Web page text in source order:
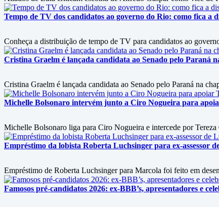
Tempo de TV dos candidatos ao governo do Rio: como fica a
Conheça a distribuição de tempo de TV para candidatos ao
Cristina Graelm é lançada candidata ao Senado pelo Paraná
Cristina Graelm é lançada candidata ao Senado pelo Paraná na
Michelle Bolsonaro intervém junto a Ciro Nogueira para
Michelle Bolsonaro liga para Ciro Nogueira e intercede por
Empréstimo da lobista Roberta Luchsinger para ex-assessor
Empréstimo de Roberta Luchsinger para Marcola foi feito em
Famosos pré-candidatos 2026: ex-BBB’s, apresentadores e